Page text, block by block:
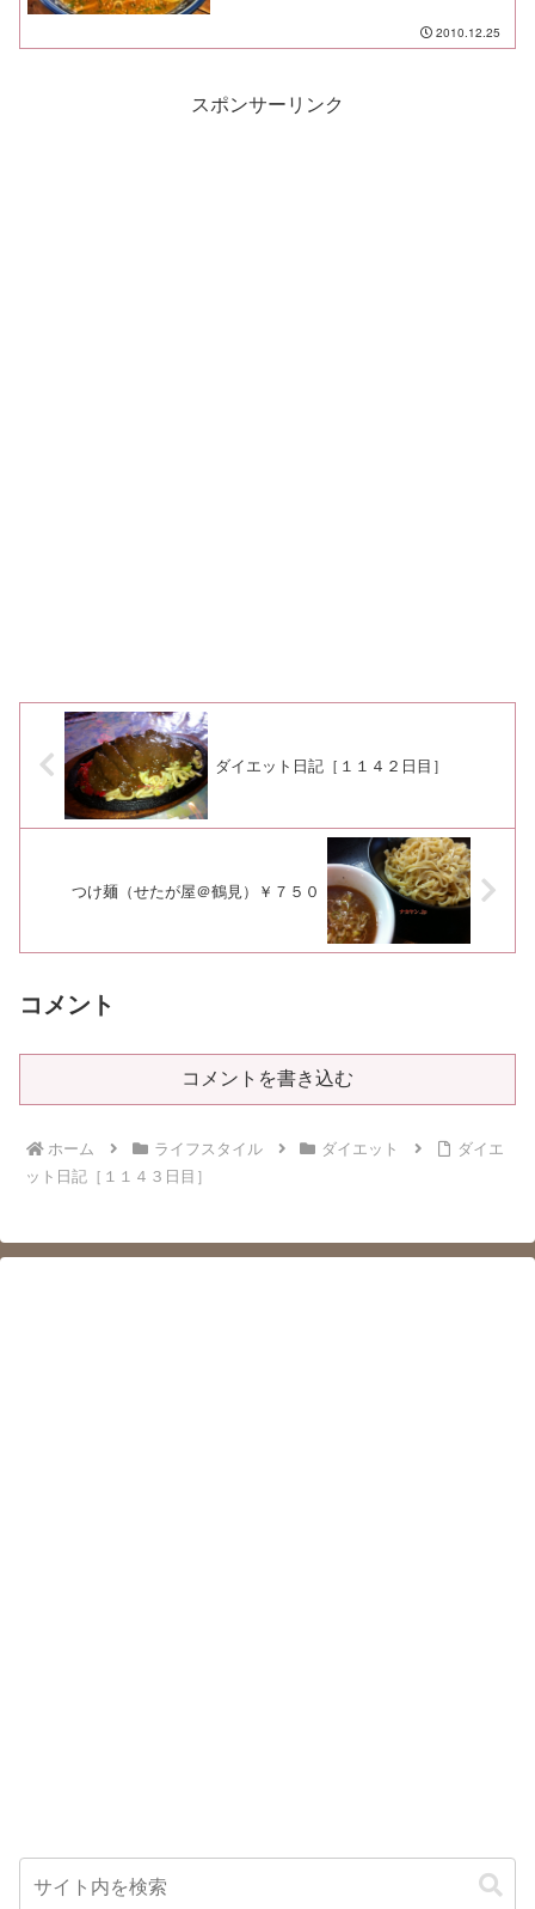
食：ピザなど 間食： メモ：本日クリスマ
スにつき夜は宅配ピザにした。
2010.12.25
スポンサーリンク
ダイエット日記［１１４２日目］
つけ麺（せたが屋＠鶴見）￥７５０
コメント
コメントを書き込む
ホーム ライフスタイル ダイエット
ダイエ
ット日記［１１４３日目］